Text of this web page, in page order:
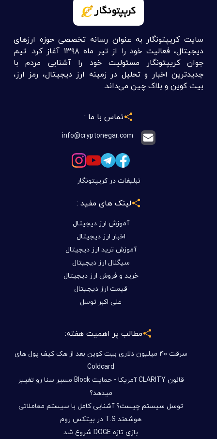
سایت کریپتونگار به عنوان رسانه تخصصی حوزه ارزهای
دیجیتال، فعالیت خود را از تیر ماه ۱۳۹۸ آغاز کرد. تیم
جوان کریپتونگار مسئولیت خود را آشنایی مردم با
جدیدترین اخبار و تحلیل در زمینه ارز دیجیتال، رمز ارز،
بیت کوین و بلاک چین می‌داند.
تماس با ما :
info@cryptonegar.com
تبلیغات در کریپتونگار
لینک های مفید :
آموزش ارز دیجیتال
اخبار ارز دیجیتال
آموزش ترید ارز دیجیتال
سیگنال ارز دیجیتال
خرید و فروش ارز دیجیتال
قیمت ارز دیجیتال
علی اکبر توسل
مطالب پر اهمیت هفته:
سرقت ۴۰ میلیون دلاری بیت کوین بعد از هک کیف پول های
Coldcard
قانون CLARITY آمریکا - حمایت Block مسیر سنا رو تغییر
میدهد؟
توسل سیستم چیست؟ آشنایی کامل با سیستم معاملاتی
هوشمند T.S در بیتکس روم
بازی تازه DOGE شروع شد